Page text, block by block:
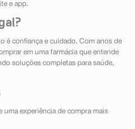
e app.
é confiança e cuidado. Com anos de
em uma farmácia que entende
soluções completas para saúde,
uma experiência de compra mais